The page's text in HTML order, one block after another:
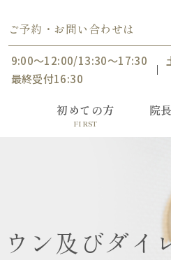
ご予約・お問い合わせは
9:00〜12:00/13:30〜17:30
最終受付16:30
初めての方
FIRST
院
ン及びダイ